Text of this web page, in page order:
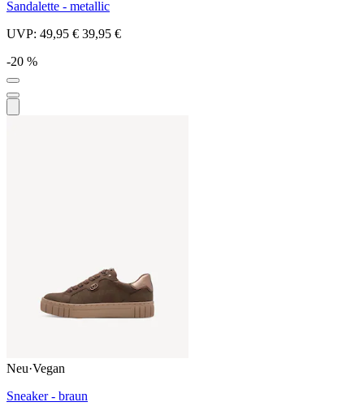
Sandalette - metallic
UVP: 49,95 € 39,95 €
-20 %
Neu·Vegan
Sneaker - braun